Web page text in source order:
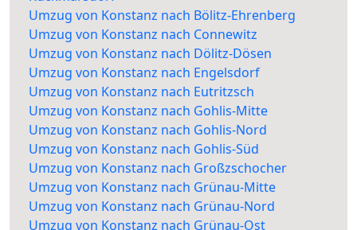
Umzug von Konstanz nach Bölitz-Ehrenberg
Umzug von Konstanz nach Connewitz
Umzug von Konstanz nach Dölitz-Dösen
Umzug von Konstanz nach Engelsdorf
Umzug von Konstanz nach Eutritzsch
Umzug von Konstanz nach Gohlis-Mitte
Umzug von Konstanz nach Gohlis-Nord
Umzug von Konstanz nach Gohlis-Süd
Umzug von Konstanz nach Großzschocher
Umzug von Konstanz nach Grünau-Mitte
Umzug von Konstanz nach Grünau-Nord
Umzug von Konstanz nach Grünau-Ost